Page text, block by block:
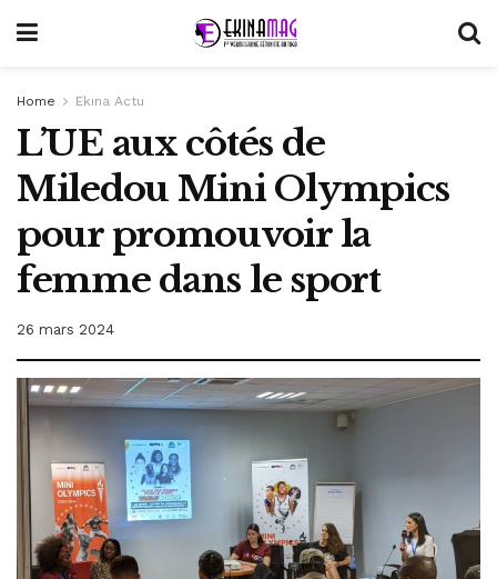
Home Ekina Actu
L’UE aux côtés de
Miledou Mini Olympics
pour promouvoir la
femme dans le sport
26 mars 2024